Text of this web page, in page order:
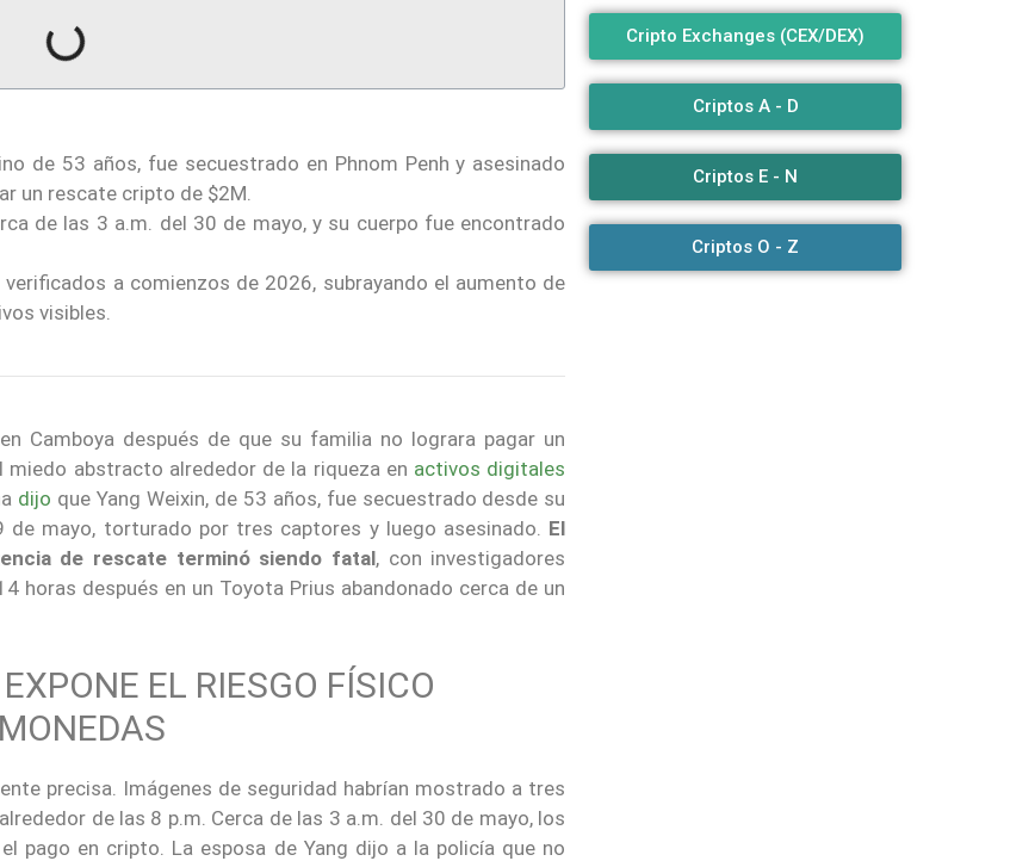
de 53 años, fue secuestrado en Phnom Penh y asesinado
un rescate cripto de $2M.
de las 3 a.m. del 30 de mayo, y su cuerpo fue encontrado
a comienzos de 2026, subrayando el aumento de
visibles.
Camboya después de que su familia no lograra pagar un
abstracto alrededor de la riqueza en activos digitales
dijo que Yang Weixin, de 53 años, fue secuestrado desde su
mayo, torturado por tres captores y luego asesinado. El
de rescate terminó siendo fatal, con investigadores
horas después en un Toyota Prius abandonado cerca de un
EL RIESGO FÍSICO
precisa. Imágenes de seguridad habrían mostrado a tres
de las 8 p.m. Cerca de las 3 a.m. del 30 de mayo, los
pago en cripto. La esposa de Yang dijo a la policía que no
Cripto Exchanges (CEX/DEX)
Criptos A - D
Criptos E - N
Criptos O - Z